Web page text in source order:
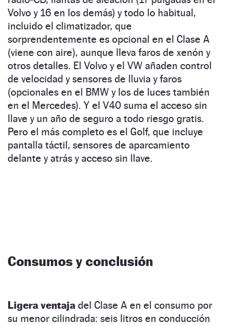
Volvo y 16 en los demás) y todo lo habitual,
incluido el climatizador, que
sorprendentemente es opcional en el Clase A
(viene con aire), aunque lleva faros de xenón y
otros detalles. El Volvo y el VW añaden control
de velocidad y sensores de lluvia y faros
(opcionales en el BMW y los de luces también
en el Mercedes). Y el V40 suma el acceso sin
llave y un año de seguro a todo riesgo gratis.
Pero el más completo es el Golf, que incluye
pantalla táctil, sensores de aparcamiento
delante y atrás y acceso sin llave.
Consumos y conclusión
Ligera ventaja del Clase A en el consumo por
su menor cilindrada: seis litros en conducción